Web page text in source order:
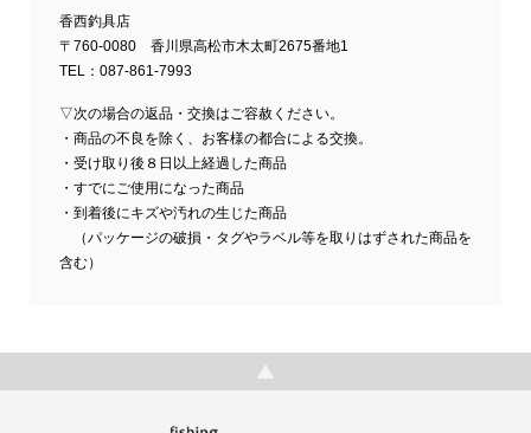
香西釣具店
〒760-0080 香川県高松市木太町2675番地1
TEL：087-861-7993
▽次の場合の返品・交換はご容赦ください。
・商品の不良を除く、お客様の都合による交換。
・受け取り後８日以上経過した商品
・すでにご使用になった商品
・到着後にキズや汚れの生じた商品
（パッケージの破損・タグやラベル等を取りはずされた商品を
含む）